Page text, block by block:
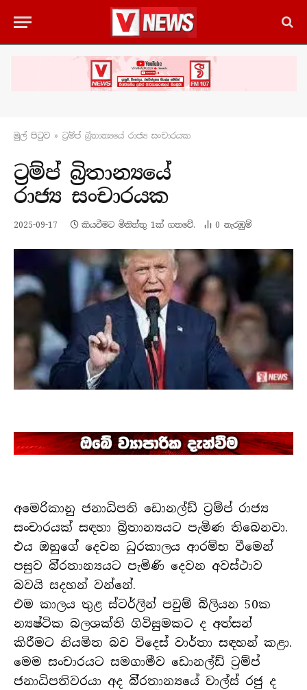
මුල් පිටු​ව » ට්‍රම්ප් බ්‍රිතාන්‍යයේ රාජ්‍ය සංචාරයක
ට්‍රම්ප් බ්‍රිතාන්‍යයේ
රාජ්‍ය සංචාරයක
2025-09-17 කියවීමට මිනිත්තු 1ක් ගතවේ. 0 නැරඹු​ම්
අමෙරිකානු ජනාධිපති ඩොනල්ඩ් ට්‍රම්ප් රාජ්‍ය
සංචාරයක් සඳහා බ්‍රිතාන්‍යයට පැමිණ තිබෙනවා.
එය ඔහුගේ දෙවන ධුරකාලය ආරම්භ වීමෙන්
පසුව බි්‍රතාන්‍යයට පැමිණි දෙවන අවස්ථාව
බවයි සදහන් වන්නේ.
එම කාලය තුළ ස්ටර්ලින් පවුම් බිලියන 50ක
න්‍යෂ්ටික බලශක්ති ගිවිසුමකට ද අත්සන්
කිරීමට නියමිත බව විදෙස් වාර්තා සඳහන් කළා.
මෙම සංචාරයට සමගාමීව ඩොනල්ඩ් ට්‍රම්ප්
ජනාධිපතිවරයා අද බි්‍රතාන්‍යයේ චාල්ස් රජු ද